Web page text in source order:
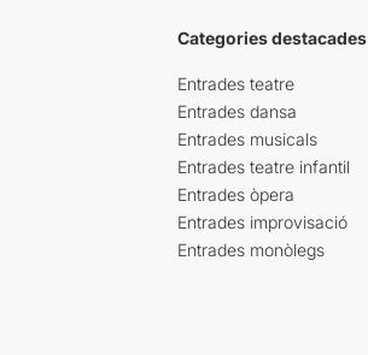
Categories destacades
Entrades teatre
Entrades dansa
Entrades musicals
Entrades teatre infantil
Entrades òpera
Entrades improvisació
Entrades monòlegs